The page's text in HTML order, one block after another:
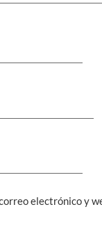
electrónico y